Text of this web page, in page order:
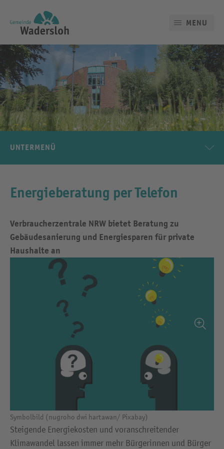
MENU
UNTERMENÜ
Energieberatung per Telefon
Verbraucherzentrale NRW bietet Beratung zu
Gebäudesanierung und Energiesparen für private
Haushalte an
Symbolbild (nugroho dwi hartawan/ Pixabay)
Steigende Energiekosten und voranschreitender
Klimawandel lassen immer mehr Bürgerinnen und Bürger